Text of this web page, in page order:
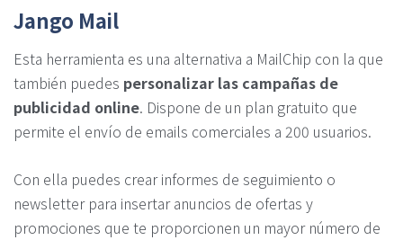
Jango Mail
Esta herramienta es una alternativa a MailChip con la que
también puedes personalizar las campañas de
publicidad online. Dispone de un plan gratuito que
permite el envío de emails comerciales a 200 usuarios.
Con ella puedes crear informes de seguimiento o
newsletter para insertar anuncios de ofertas y
promociones que te proporcionen un mayor número de